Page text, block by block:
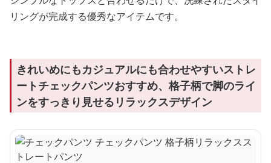
リングが完成する優秀なアイテムです。
きれいめにもカジュアルにも合わせやすいストレ
ートチェックパンツおすすめ、格子柄で脚のライ
ンをすっきり見せるリラックスデザイン